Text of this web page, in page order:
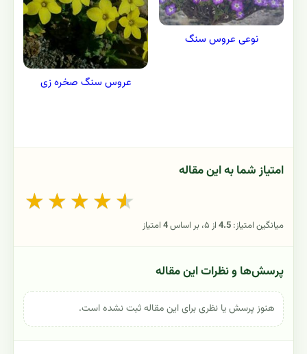
نوعی عروس سنگ
عروس سنگ صخره زی
امتیاز شما به این مقاله
★ ★ ★ ★ ★
میانگین امتیاز: 4.5از ۵، بر اساس 4امتیاز
پرسش‌ها و نظرات این مقاله
هنوز پرسش یا نظری برای این مقاله ثبت نشده است.